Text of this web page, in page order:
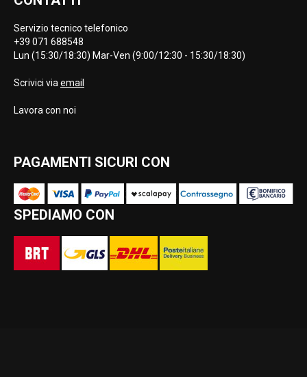
Servizio tecnico telefonico
+39 071 688548
Lun (15:30/18:30) Mar-Ven (9:00/12:30 - 15:30/18:30)
Scrivici via email
Lavora con noi
PAGAMENTI SICURI CON
SPEDIAMO CON